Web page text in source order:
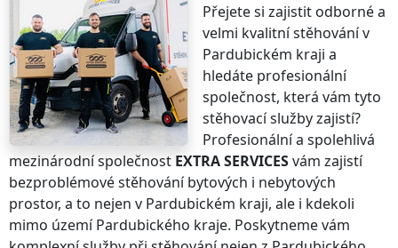
Přejete si zajistit odborné a
velmi kvalitní stěhovánív
Pardubickém kraji a
hledáte profesionální
společnost, která vám tyto
stěhovací služby zajistí?
Profesionální a spolehlivá
mezinárodní společnost EXTRA SERVICESvám zajistí
bezproblémové stěhování bytových i nebytových
prostor, a to nejen v Pardubickém kraji, ale i kdekoli
mimo území Pardubického kraje. Poskytneme vám